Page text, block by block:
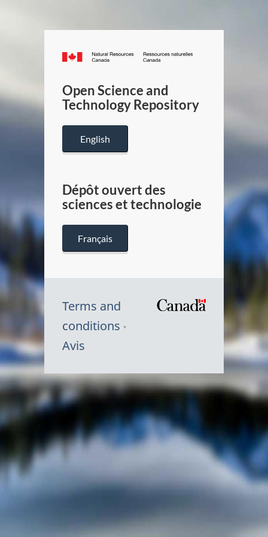
Canada.ca
/
Canada
Open Science and
Technology Repository
English
Dépôt ouvert des
sciences et technologie
Français
Terms and
conditions
Avis
Symbole
du
Canada